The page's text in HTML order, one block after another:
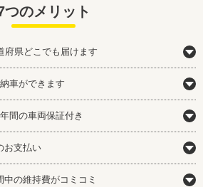
つのメリット
府県どこでも届けます
車ができます
間の車両保証付き
お支払い
中の維持費がコミコミ